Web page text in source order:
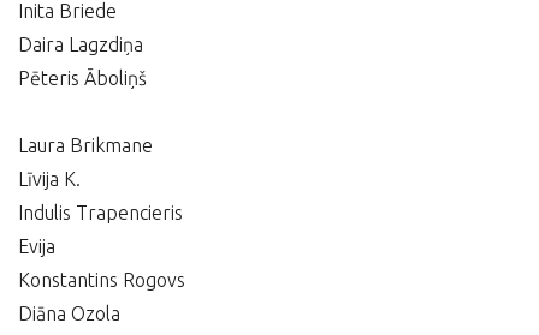
Inita Briede
Daira Lagzdiņa
Pēteris Āboliņš
Laura Brikmane
Līvija K.
Indulis Trapencieris
Evija
Konstantins Rogovs
Diāna Ozola